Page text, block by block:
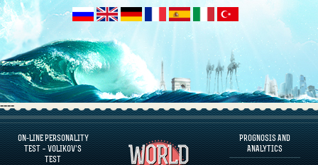
----
ON-LINE PERSONALITY
TEST – VOLIKOV’S
TEST
PROGNOSIS AND
ANALYTICS
FAQS
DEFINE ONE’S PERSONALITY